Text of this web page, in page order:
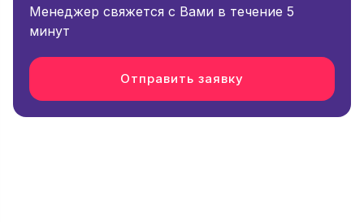
Менеджер свяжется с Вами в течение 5
минут
Отправить заявку